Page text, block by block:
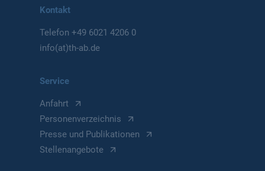
Kontakt
Telefon+49 6021 4206 0
info(at)th-ab.de
Service
Anfahrt
Personenverzeichnis
Presse und Publikationen
Stellenangebote